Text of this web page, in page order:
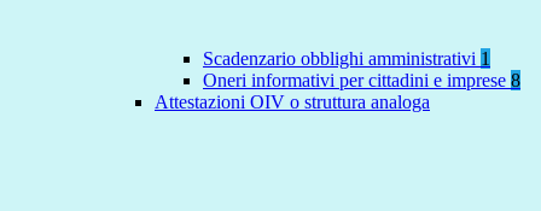
Scadenzario obblighi amministrativi 1
Oneri informativi per cittadini e imprese 8
Attestazioni OIV o struttura analoga